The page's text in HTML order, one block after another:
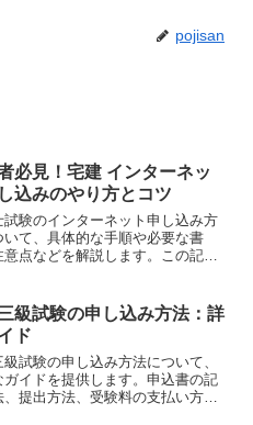
pojisan
必見！宅建 インターネッ
込みのやり方とコツ
試験のインターネット申し込み方
いて、具体的な手順や必要な書
意点などを解説します。この記事
級試験の申し込み方法：詳
ド
試験の申し込み方法について、
ガイドを提供します。申込書の記
、提出方法、受験料の支払い方